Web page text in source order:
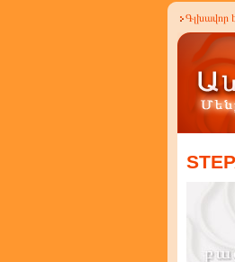
Գլխավոր